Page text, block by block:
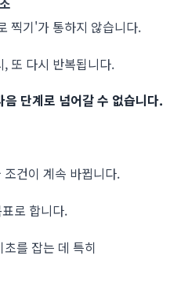
찍기'가 통하지 않습니다.
또 다시 반복됩니다.
단계로 넘어갈 수 없습니다.
건이 계속 바뀝니다.
로 합니다.
를 잡는 데 특히